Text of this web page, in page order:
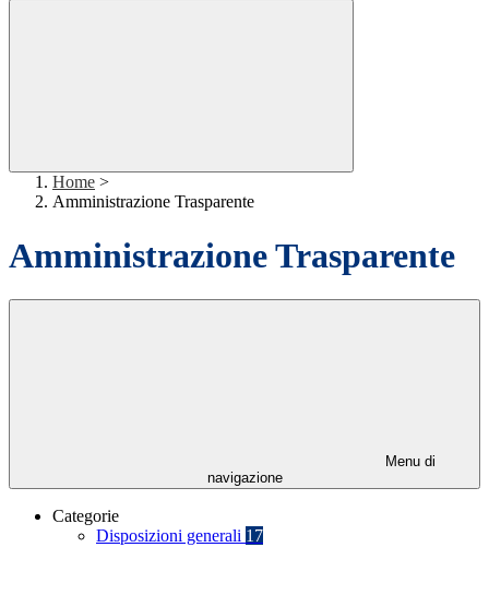
Home >
Amministrazione Trasparente
Amministrazione Trasparente
Menu di
navigazione
Categorie
Disposizioni generali 17